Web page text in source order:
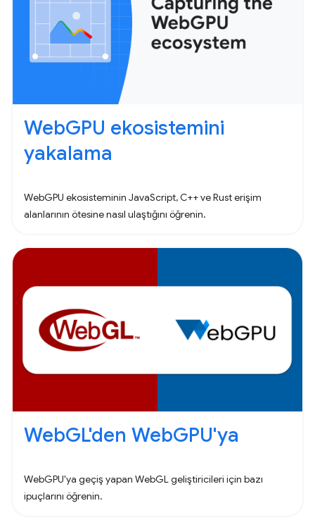
WebGPU ekosistemini
yakalama
WebGPU ekosisteminin JavaScript, C++ ve Rust erişim
alanlarının ötesine nasıl ulaştığını öğrenin.
WebGL'den WebGPU'ya
WebGPU'ya geçiş yapan WebGL geliştiricileri için bazı
ipuçlarını öğrenin.